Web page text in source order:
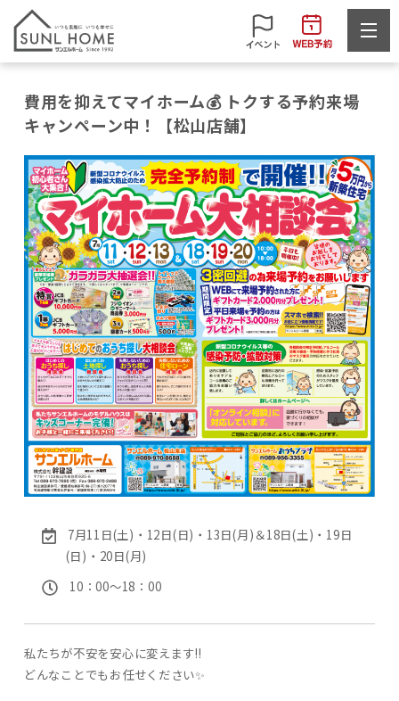
費用を抑えてマイホーム💰 トクする予約来場
キャンペーン中！【松山店舗】
7月11日(土)・12日(日)・13日(月)＆18日(土)・19日
(日)・20日(月)
10：00〜18：00
私たちが不安を安心に変えます!!
どんなことでもお任せください✨